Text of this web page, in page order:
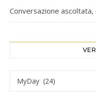
Conversazione